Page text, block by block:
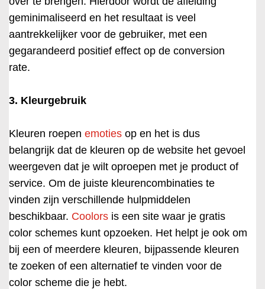
geminimaliseerd en het resultaat is veel
aantrekkelijker voor de gebruiker, met een
gegarandeerd positief effect op de conversion
rate.
3. Kleurgebruik
Kleuren roepen emoties op en het is dus
belangrijk dat de kleuren op de website het gevoel
weergeven dat je wilt oproepen met je product of
service. Om de juiste kleurencombinaties te
vinden zijn verschillende hulpmiddelen
beschikbaar. Coolors is een site waar je gratis
color schemes kunt opzoeken. Het helpt je ook om
bij een of meerdere kleuren, bijpassende kleuren
te zoeken of een alternatief te vinden voor de
color scheme die je hebt.